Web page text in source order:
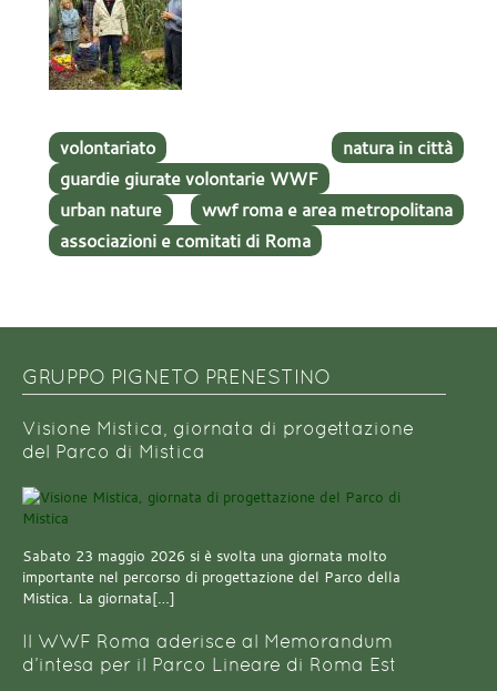
volontariato
natura in città
guardie giurate volontarie WWF
urban nature
wwf roma e area metropolitana
associazioni e comitati di Roma
GRUPPO PIGNETO PRENESTINO
Visione Mistica, giornata di progettazione
del Parco di Mistica
Sabato 23 maggio 2026 si è svolta una giornata molto
importante nel percorso di progettazione del Parco della
Mistica. La giornata[…]
Il WWF Roma aderisce al Memorandum
d’intesa per il Parco Lineare di Roma Est